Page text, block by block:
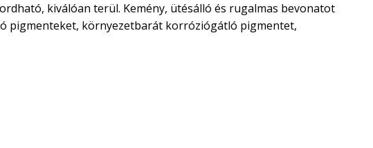
kiválóan terül. Kemény, ütésálló és rugalmas bevonatot
pigmenteket, környezetbarát korróziógátló pigmentet,